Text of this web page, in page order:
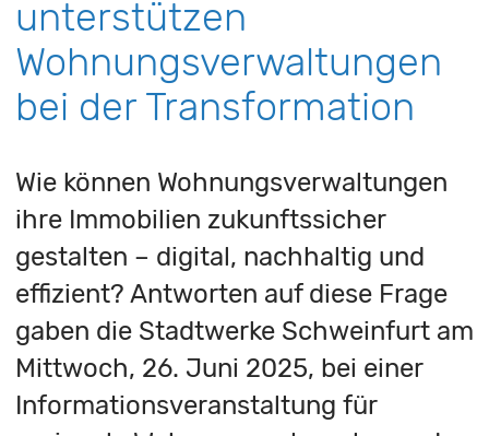
unterstützen
Wohnungsverwaltungen
bei der Transformation
Wie können Wohnungsverwaltungen
ihre Immobilien zukunftssicher
gestalten – digital, nachhaltig und
effizient? Antworten auf diese Frage
gaben die Stadtwerke Schweinfurt am
Mittwoch, 26. Juni 2025, bei einer
Informationsveranstaltung für